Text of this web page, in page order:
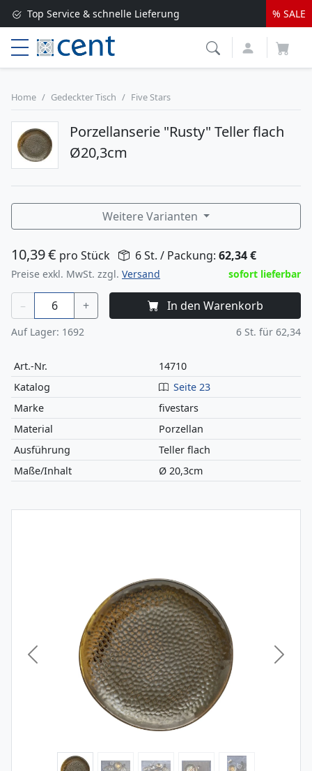
Top Service & schnelle Lieferung
Versandkostenfrei ab 250 EUR*
Lieferung nur 1-2 Werktage
% SALE
Home Gedeckter Tisch Five Stars
Porzellanserie "Rusty" Teller flach
Ø20,3cm
Weitere Varianten
10,39€ pro Stück 6 St. / Packung: 62,34€
Preise exkl. MwSt. zzgl. Versand sofort lieferbar
– + In den Warenkorb
Auf Lager: 1692 6 St. für 62,34
Art.-Nr.
14710
Katalog
Seite 23
Marke
fivestars
Material
Porzellan
Ausführung
Teller flach
Maße/Inhalt
Ø 20,3cm
Vorheriges Bild